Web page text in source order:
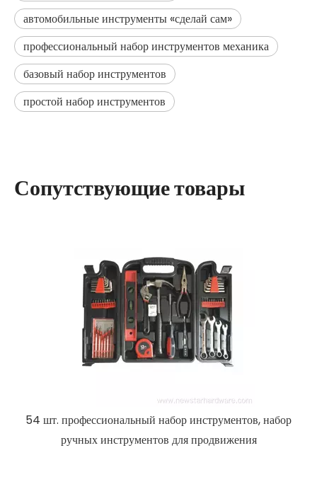
автомобильные инструменты «сделай сам»
профессиональный набор инструментов механика
базовый набор инструментов
простой набор инструментов
Сопутствующие товары
54 шт. профессиональный набор инструментов, набор
ручных инструментов для продвижения